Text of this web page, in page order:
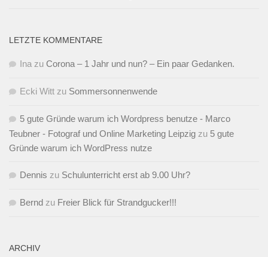
LETZTE KOMMENTARE
Ina zu Corona – 1 Jahr und nun? – Ein paar Gedanken.
Ecki Witt zu Sommersonnenwende
5 gute Gründe warum ich Wordpress benutze - Marco
Teubner - Fotograf und Online Marketing Leipzig zu 5 gute
Gründe warum ich WordPress nutze
Dennis zu Schulunterricht erst ab 9.00 Uhr?
Bernd zu Freier Blick für Strandgucker!!!
ARCHIV